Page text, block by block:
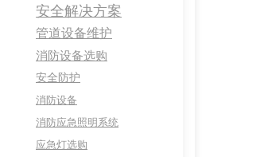
安全解决方案
管道设备维护
消防设备选购
安全防护
消防设备
消防应急照明系统
应急灯选购